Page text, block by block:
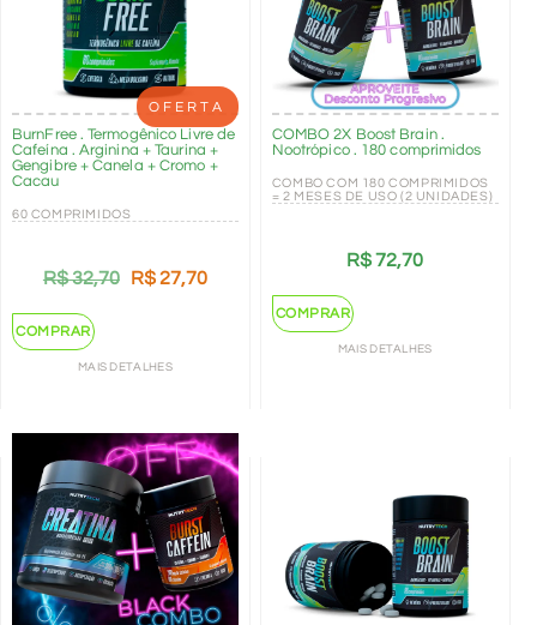
OFERTA
BurnFree . Termogênico Livre de
Cafeína . Arginina + Taurina +
Gengibre + Canela + Cromo +
Cacau
60 COMPRIMIDOS
R$32,70 R$27,70
COMPRAR
MAIS DETALHES
COMBO 2X Boost Brain .
Nootrópico . 180 comprimidos
COMBO COM 180 COMPRIMIDOS
= 2 MESES DE USO (2 UNIDADES)
R$72,70
COMPRAR
MAIS DETALHES